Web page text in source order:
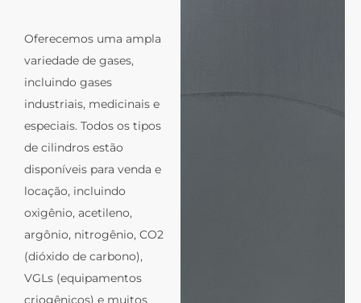
Oferecemos uma ampla
variedade de gases,
incluindo gases
industriais, medicinais e
especiais. Todos os tipos
de cilindros estão
disponíveis para venda e
locação, incluindo
oxigênio, acetileno,
argônio, nitrogênio, CO2
(dióxido de carbono),
VGLs (equipamentos
criogênicos) e muitos